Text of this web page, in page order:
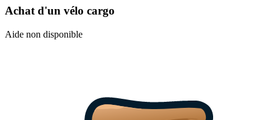
Achat d'un vélo cargo
Aide non disponible